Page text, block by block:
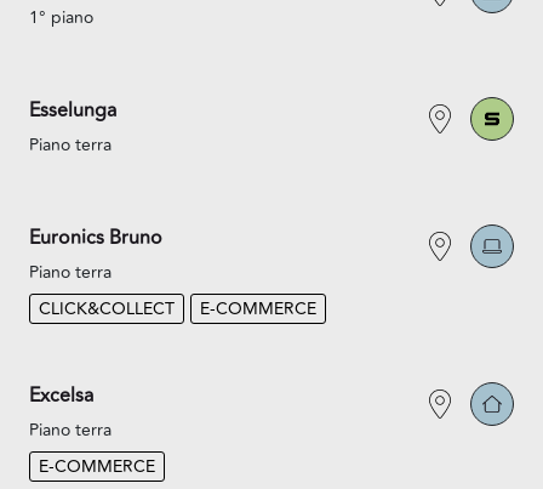
1° piano
Esselunga
Piano terra
Euronics Bruno
Piano terra
CLICK&COLLECT
E-COMMERCE
Excelsa
Piano terra
E-COMMERCE